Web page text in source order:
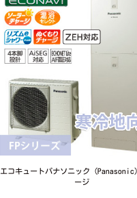
エコキュートパナソニック（Panasonic
ージ